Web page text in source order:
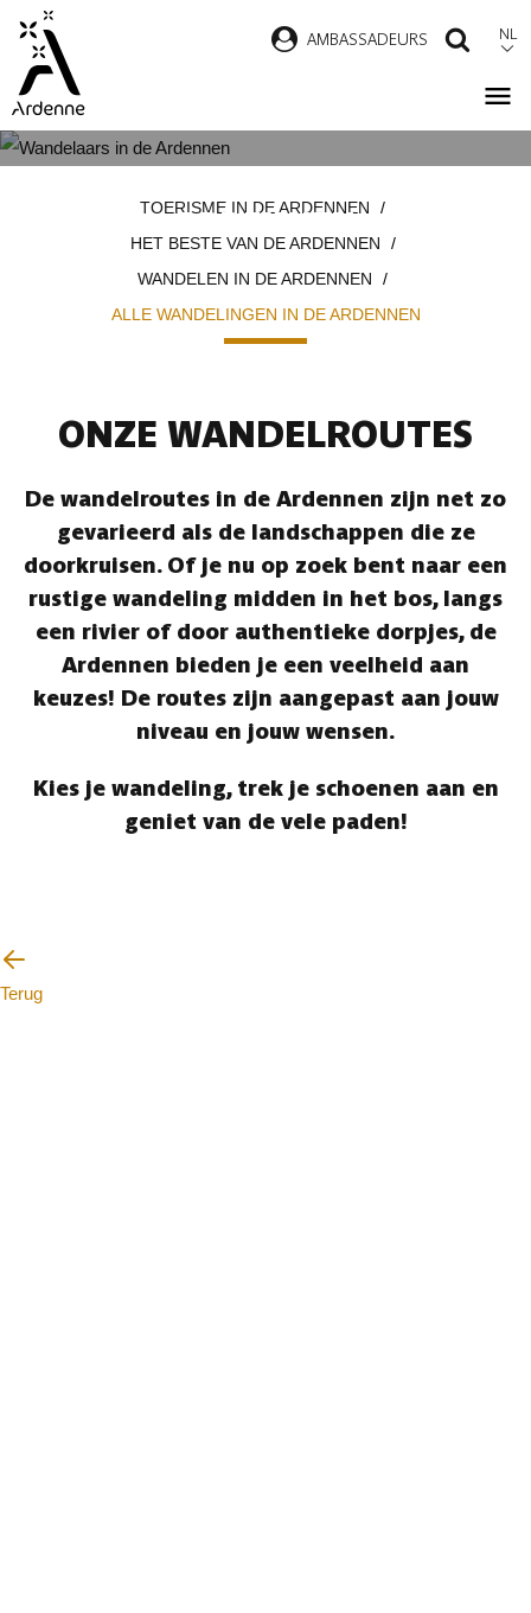
Overslaan
naar
inhoud
AMBASSADEURS NL
ARDENNEN
TOERISME IN DE ARDENNEN
HET BESTE VAN DE ARDENNEN
WANDELEN IN DE ARDENNEN
ALLE WANDELINGEN IN DE ARDENNEN
ONZE WANDELROUTES
De wandelroutes in de Ardennen zijn net zo
gevarieerd als de landschappen die ze
doorkruisen. Of je nu op zoek bent naar een
rustige wandeling midden in het bos, langs
een rivier of door authentieke dorpjes, de
Ardennen bieden je een veelheid aan
keuzes! De routes zijn aangepast aan jouw
niveau en jouw wensen.
Kies je wandeling, trek je schoenen aan en
geniet van de vele paden!
Terug